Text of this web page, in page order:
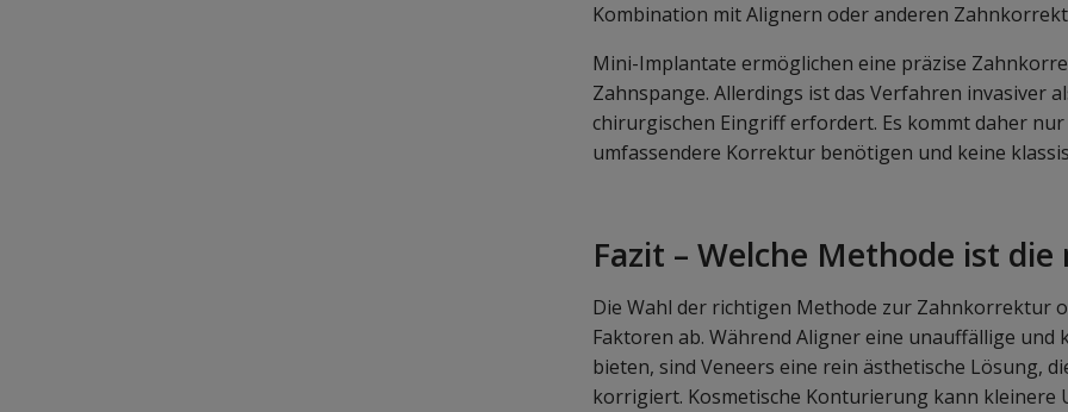
Kombination mit Alignern oder anderen
Mini-Implantate ermöglichen eine präzise
Zahnspange. Allerdings ist das Verfahren invasiver
chirurgischen Eingriff erfordert. Es kommt daher
umfassendere Korrektur benötigen und keine
Fazit – Welche Methode ist die
Die Wahl der richtigen Methode zur Zahnkorrektur
Faktoren ab. Während Aligner eine unauffällige
bieten, sind Veneers eine rein ästhetische Lösung,
korrigiert. Kosmetische Konturierung kann kleinere